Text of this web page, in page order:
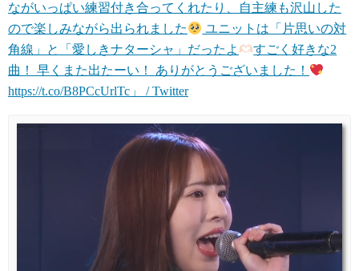
ながいっぱい練習付き合ってくれたり、自主練も沢山した
ので楽しみながら出られました
ユニットは「片思いの対
角線」と「愛しきナターシャ」だったよ
すごく好きな2
曲！ 早くまた出たーい！ ありがとうございました！
https://t.co/B8PCcUrlTc」 / Twitter